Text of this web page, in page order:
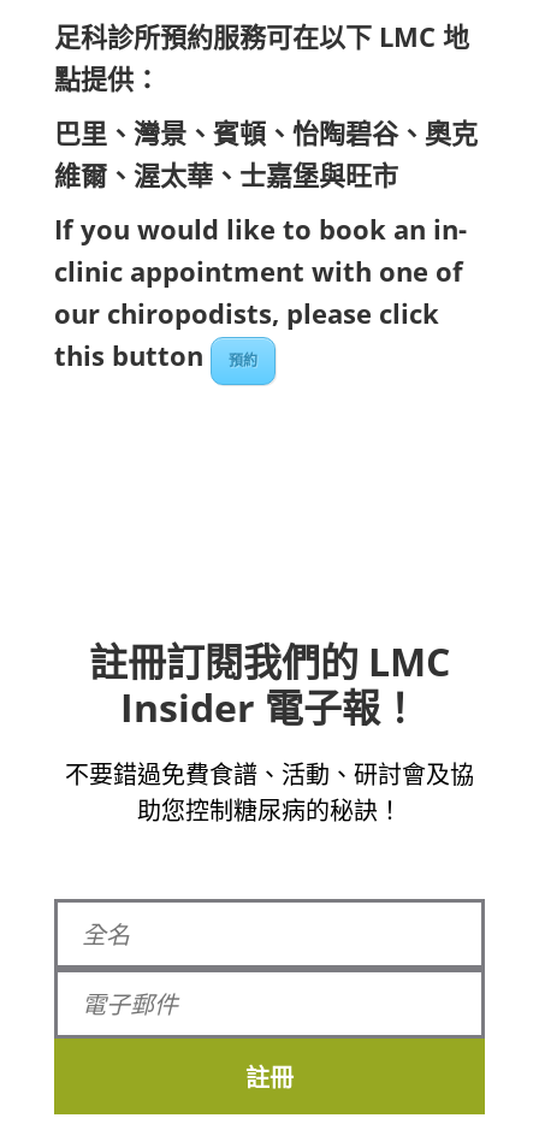
足科診所預約服務可在以下 LMC 地
點提供：
巴里、灣景、賓頓、怡陶碧谷、奧克
維爾、渥太華、士嘉堡與旺市
If you would like to book an in-
clinic appointment with one of
our chiropodists, please click
this button
預約
註冊訂閱我們的 LMC
Insider 電子報！
不要錯過免費食譜、活動、研討會及協
助您控制糖尿病的秘訣！
註冊